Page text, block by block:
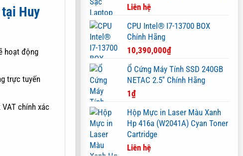
Liên hệ
CPU Intel® I7-13700 BOX
Chính Hãng
10,390,000₫
Ổ Cứng Máy Tính SSD 240GB
NETAC 2.5'' Chính Hãng
1₫
Hộp Mực in Laser Màu Xanh
Hp 416a (W2041A) Cyan Toner
Cartridge
Liên hệ
tại Huy
hoạt động
trực tuyến
chính xác